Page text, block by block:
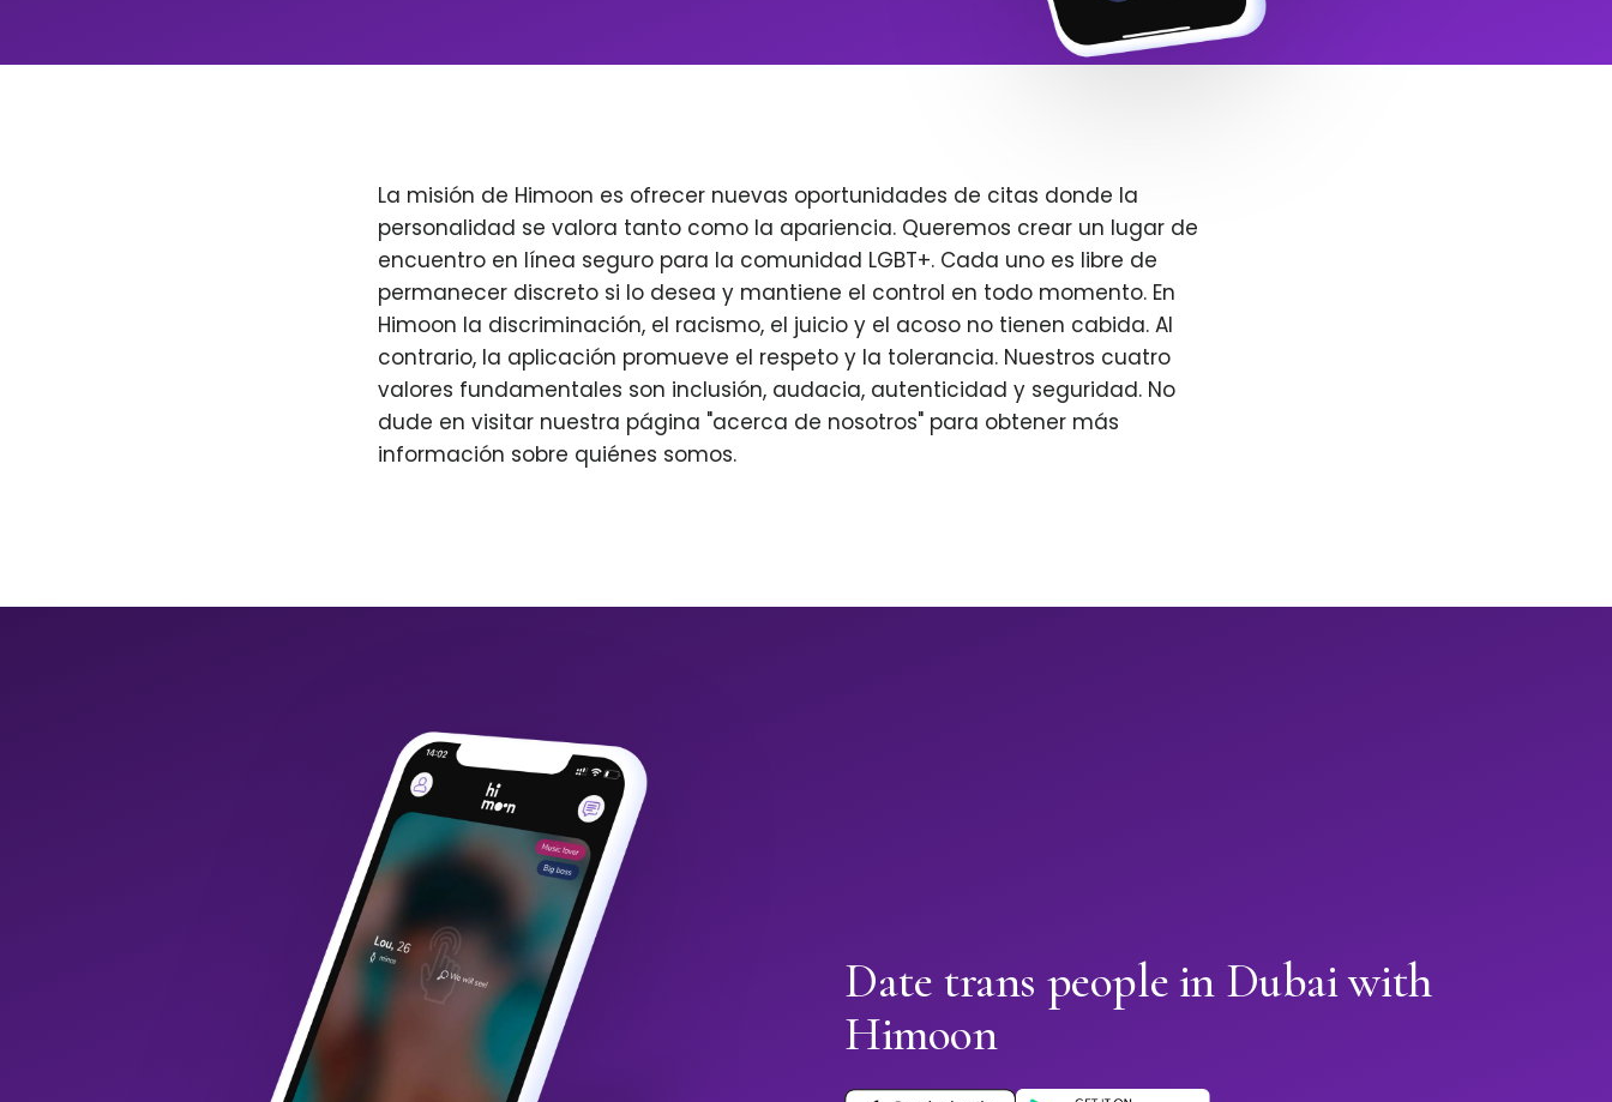
La misión de Himoon es ofrecer nuevas oportunidades de citas donde la
personalidad se valora tanto como la apariencia. Queremos crear un lugar de
encuentro en línea seguro para la comunidad LGBT+. Cada uno es libre de
permanecer discreto si lo desea y mantiene el control en todo momento. En
Himoon la discriminación, el racismo, el juicio y el acoso no tienen cabida. Al
contrario, la aplicación promueve el respeto y la tolerancia. Nuestros cuatro
valores fundamentales son inclusión, audacia, autenticidad y seguridad. No
dude en visitar nuestra página "acerca de nosotros" para obtener más
información sobre quiénes somos.
Date trans people in Dubai with
Himoon